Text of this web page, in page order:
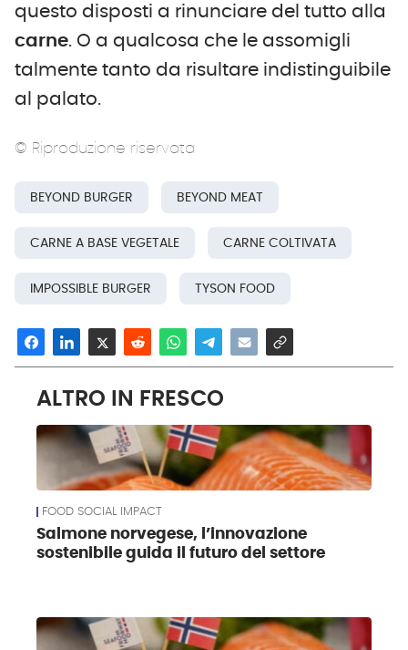
questo disposti a rinunciare del tutto alla
carne. O a qualcosa che le assomigli
talmente tanto da risultare indistinguibile
al palato.
© Riproduzione riservata
BEYOND BURGER BEYOND MEAT
CARNE A BASE VEGETALE CARNE COLTIVATA
IMPOSSIBLE BURGER TYSON FOOD
ALTRO IN FRESCO
FOOD SOCIAL IMPACT
Salmone norvegese, l’innovazione
sostenibile guida il futuro del settore